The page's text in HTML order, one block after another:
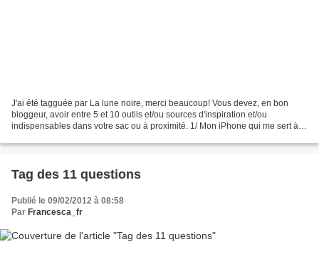
J'ai été tagguée par La lune noire, merci beaucoup! Vous devez, en bon
bloggeur, avoir entre 5 et 10 outils et/ou sources d'inspiration et/ou
indispensables dans votre sac ou à proximité. 1/ Mon iPhone qui me sert à
Tag des 11 questions
Publié le 09/02/2012 à 08:58
Par Francesca_fr